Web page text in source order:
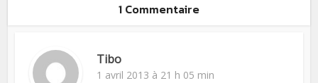
1 Commentaire
Tibo
1 avril 2013 à 21 h 05 min